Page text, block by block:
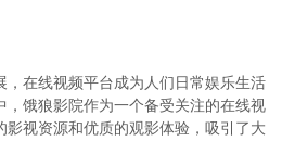
，在线视频平台成为人们日常娱乐生活
，饿狼影院作为一个备受关注的在线视
影视资源和优质的观影体验，吸引了大